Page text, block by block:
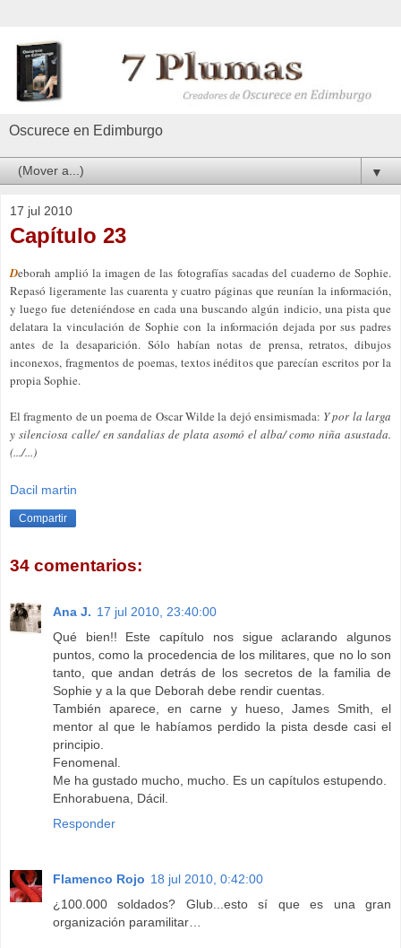
Oscurece en Edimburgo
▼
17 jul 2010
Capítulo 23
Deborah amplió la imagen de las fotografías sacadas del cuaderno de Sophie.
Repasó ligeramente las cuarenta y cuatro páginas que reunían la información,
y luego fue deteniéndose en cada una buscando algún indicio, una pista que
delatara la vinculación deSophie con la información dejada por sus padres
antes de la desaparición. Sólo habían notas de prensa, retratos, dibujos
inconexos, fragmentos de poemas, textos inéditos que parecían escritos por la
propiaSophie.
El fragmento de un poema de OscarWilde la dejó ensimismada: Y por la larga
y silenciosa calle/ en sandalias de plata asomó el alba/ como niña asustada.
(.../...)
Dacil martin
Compartir
34 comentarios:
Ana J. 17 jul 2010, 23:40:00
Qué bien!! Este capítulo nos sigue aclarando algunos
puntos, como la procedencia de los militares, que no lo son
tanto, que andan detrás de los secretos de la familia de
Sophie y a la que Deborah debe rendir cuentas.
También aparece, en carne y hueso, James Smith, el
mentor al que le habíamos perdido la pista desde casi el
principio.
Fenomenal.
Me ha gustado mucho, mucho. Es un capítulos estupendo.
Enhorabuena, Dácil.
Responder
Flamenco Rojo 18 jul 2010, 0:42:00
¿100.000 soldados? Glub...esto sí que es una gran
organización paramilitar…